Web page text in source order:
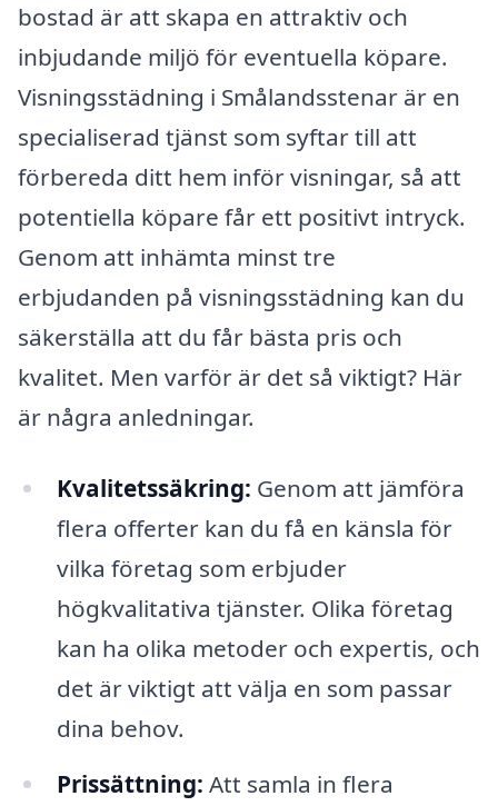
bostad är att skapa en attraktiv och
inbjudande miljö för eventuella köpare.
Visningsstädning i Smålandsstenar är en
specialiserad tjänst som syftar till att
förbereda ditt hem inför visningar, så att
potentiella köpare får ett positivt intryck.
Genom att inhämta minst tre
erbjudanden på visningsstädning kan du
säkerställa att du får bästa pris och
kvalitet. Men varför är det så viktigt? Här
är några anledningar.
Kvalitetssäkring: Genom att jämföra
flera offerter kan du få en känsla för
vilka företag som erbjuder
högkvalitativa tjänster. Olika företag
kan ha olika metoder och expertis, och
det är viktigt att välja en som passar
dina behov.
Prissättning: Att samla in flera